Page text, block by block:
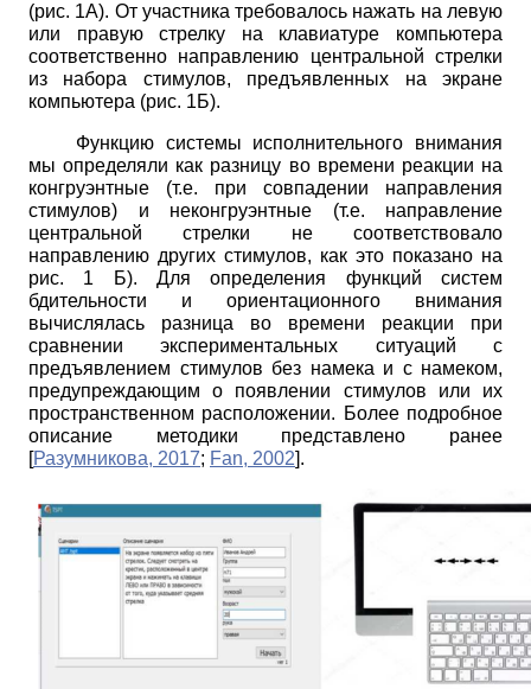
(рис. 1А). От участникатребовалось нажать на левую
или правую стрелку на клавиатуре компьютера
соответственно направлению центральной стрелки
из набора стимулов, предъявленных на экране
компьютера (рис. 1Б).
Функцию системы исполнительного внимания
мы определяли как разницу во времени реакции на
конгруэнтные (т.е. при совпадении направления
стимулов) и неконгруэнтные (т.е. направление
центральной стрелки не соответствовало
направлению других стимулов, как это показано на
рис. 1 Б). Для определения функций систем
бдительности и ориентационного внимания
вычислялась разница во времени реакции при
сравнении экспериментальных ситуаций с
предъявлением стимулов без намека и с намеком,
предупреждающим о появлении стимулов или их
пространственном расположении. Более подробное
описание методики представлено ранее
[Разумникова, 2017; Fan, 2002].